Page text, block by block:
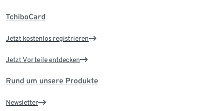
TchiboCard
Jetzt kostenlos registrieren
Jetzt Vorteile entdecken
Rund um unsere Produkte
Newsletter